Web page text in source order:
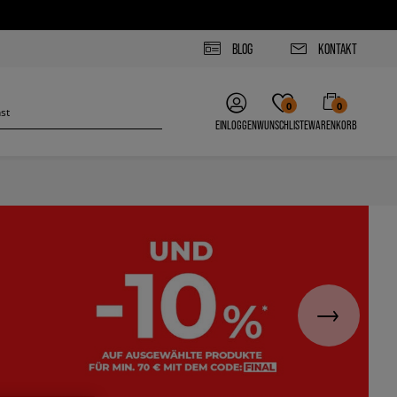
BLOG KONTAKT
EINLOGGEN
0
WUNSCHLISTE
0
WARENKORB